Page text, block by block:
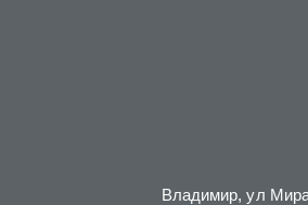
Владимир, ул